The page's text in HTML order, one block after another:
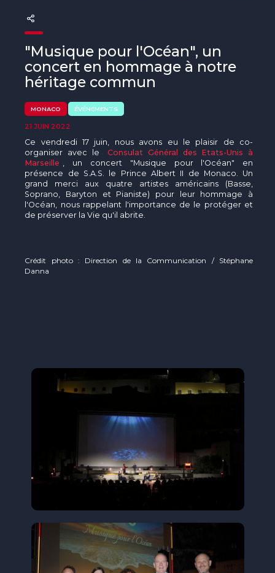
Beyond Plastic Med : BeMed
OACIS
Initiative Homme - Faune sauvage
The Green Shift Initiative
"Musique pour l'Océan", un
concert en hommage à notre
héritage commun
MONACO ÉVÉNEMENTS
21 JUIN 2022
Ce vendredi 17 juin, nous avons eu le plaisir de co-
organiser avec le
Consulat Général des Etats-Unis à
Marseille , un concert "Musique pour l'Océan" en
présence de S.A.S. le Prince Albert II de Monaco. Un
grand merci aux quatre artistes américains (Basse,
Soprano, Baryton et Pianiste) pour leur hommage à
l'Océan, nous rappelant l'importance de le protéger et
de préserver la Vie qu'il abrite.
Crédit photo : Direction de la Communication / Stéphane
Danna